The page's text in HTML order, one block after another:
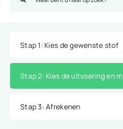
naar:
Stap 1: Kies de gewenste stof
Stap 2: Kies de uitvoering en
Stap 3: Afrekenen